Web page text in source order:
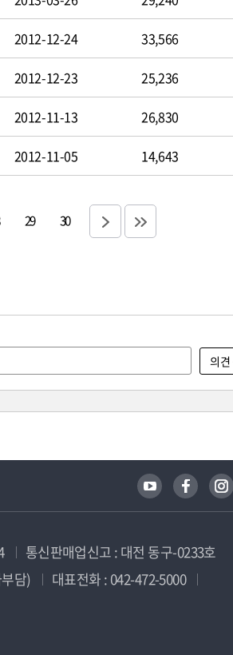
2012-12-24 33,566
2012-12-23 25,236
2012-11-13 26,830
2012-11-05 14,643
29 30
통신판매업신고 : 대전 동구-0233호
담)
대표전화 : 042-472-5000